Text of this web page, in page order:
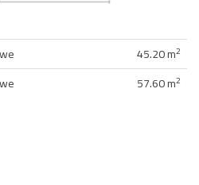
45.20 m2
57.60 m2